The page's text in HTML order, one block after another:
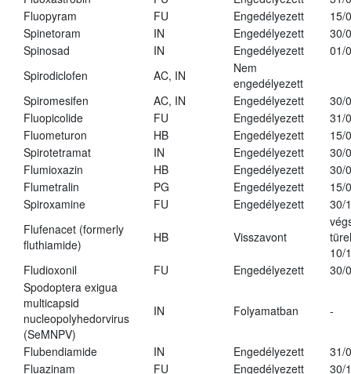
Fluopyram
FU Engedélyezett
15/
Spinetoram
IN Engedélyezett
30/
Spinosad
IN Engedélyezett
01/
Spirodiclofen
AC, IN
Nem
engedélyezett
Spiromesifen
AC, IN Engedélyezett
30/
Fluopicolide
FU Engedélyezett
31/
Fluometuron
HB Engedélyezett
15/
Spirotetramat
IN Engedélyezett
30/
Flumioxazin
HB Engedélyezett
30/
Flumetralin
PG Engedélyezett
15/
Spiroxamine
FU Engedélyezett
30/
Flufenacet (formerly
fluthiamide)
HB Visszavont
10/
Fludioxonil
FU Engedélyezett
30/
Spodoptera exigua
multicapsid
nucleopolyhedorvirus
(SeMNPV)
IN Folyamatban -
Flubendiamide IN Engedélyezett
31/
Fluazinam
FU Engedélyezett
30/